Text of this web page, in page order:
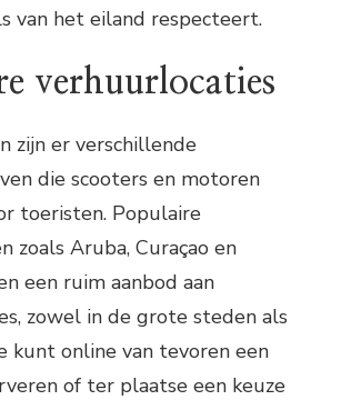
van het eiland respecteert.
verhuurlocaties
zijn er verschillende
die scooters en motoren
toeristen. Populaire
zoals Aruba, Curaçao en
een ruim aanbod aan
zowel in de grote steden als
kunt online van tevoren een
of ter plaatse een keuze